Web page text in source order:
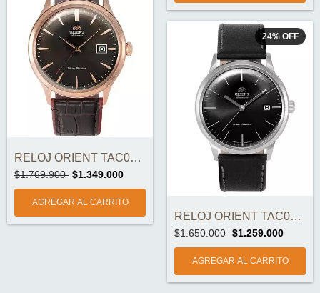
RELOJ ORIENT TAC08001T ORIGINAL
$1.769.900 $1.349.000
24% OFF
RELOJ ORIENT TAC0000DB ORIGINAL
$1.650.000 $1.259.000